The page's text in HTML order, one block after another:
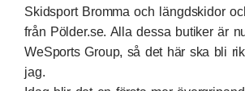
Skidsport Bromma och längdskidor
från Pölder.se. Alla dessa butiker är
WeSports Group, så det här ska bli
jag.